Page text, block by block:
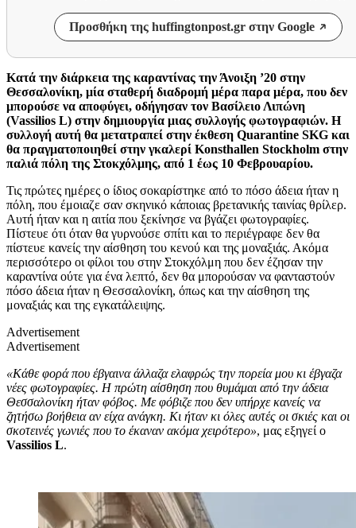
Προσθήκη της huffingtonpost.gr στην Google
Κατά την διάρκεια της καραντίνας την Άνοιξη ’20 στην
Θεσσαλονίκη, μία σταθερή διαδρομή μέρα παρα μέρα, που δεν
μπορούσε να αποφύγει, οδήγησαν τον Βασίλειο Λιπώνη
(Vassilios L) στην δημιουργία μιας συλλογής φωτογραφιών. Η
συλλογή αυτή θα μετατραπεί στην έκθεση Quarantine SKG και
θα πραγματοποιηθεί στην γκαλερί Konsthallen Stockholm στην
παλιά πόλη της Στοκχόλμης, από 1 έως 10 Φεβρουαρίου.
Τις πρώτες ημέρες ο ίδιος σοκαρίστηκε από το πόσο άδεια ήταν η
πόλη, που έμοιαζε σαν σκηνικό κάποιας βρετανικής ταινίας θρίλερ.
Αυτή ήταν και η αιτία που ξεκίνησε να βγάζει φωτογραφίες.
Πίστευε ότι όταν θα γυρνούσε σπίτι και το περιέγραφε δεν θα
πίστευε κανείς την αίσθηση του κενού και της μοναξιάς. Ακόμα
περισσότερο οι φίλοι του στην Στοκχόλμη που δεν έζησαν την
καραντίνα ούτε για ένα λεπτό, δεν θα μπορούσαν να φανταστούν
πόσο άδεια ήταν η Θεσσαλονίκη, όπως και την αίσθηση της
μοναξιάς και της εγκατάλειψης.
Advertisement
Advertisement
«Κάθε φορά που έβγαινα άλλαζα ελαφρώς την πορεία μου κι έβγαζα
νέες φωτογραφίες. Η πρώτη αίσθηση που θυμάμαι από την άδεια
Θεσσαλονίκη ήταν φόβος. Με φόβιζε που δεν υπήρχε κανείς να
ζητήσω βοήθεια αν είχα ανάγκη. Κι ήταν κι όλες αυτές οι σκιές και οι
σκοτεινές γωνιές που το έκαναν ακόμα χειρότερο», μας εξηγεί ο
Vassilios L.